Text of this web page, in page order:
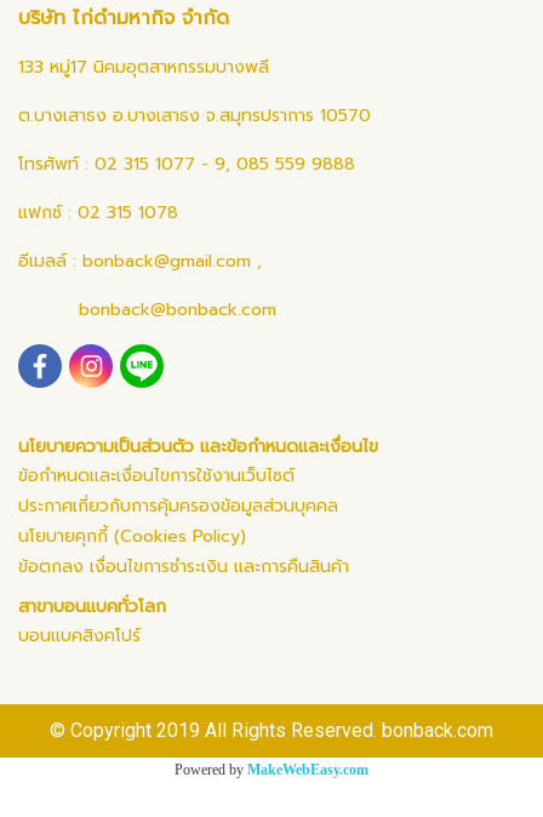
บริษัท ไก่ดำมหากิจ จำกัด
133 หมู่17 นิคมอุตสาหกรรมบางพลี
ต.บางเสาธง อ.บางเสาธง จ.สมุทรปราการ 10570
โทรศัพท์ : 02 315 1077 - 9, 085 559 9888
แฟกซ์ : 02 315 1078
อีเมลล์ : bonback@gmail.com ,
bonback@bonback.com
นโยบายความเป็นส่วนตัว และข้อกำหนดและเงื่อนไข
ข้อกำหนดและเงื่อนไขการใช้งานเว็บไซต์
ประกาศเกี่ยวกับการคุ้มครองข้อมูลส่วนบุคคล
นโยบายคุกกี้ (Cookies Policy)
ข้อตกลง เงื่อนไขการชำระเงิน และการคืนสินค้า
สาขาบอนแบคทั่วโลก
บอนแบคสิงคโปร์
© Copyright 2019 All Rights Reserved. bonback.com
Powered by MakeWebEasy.com